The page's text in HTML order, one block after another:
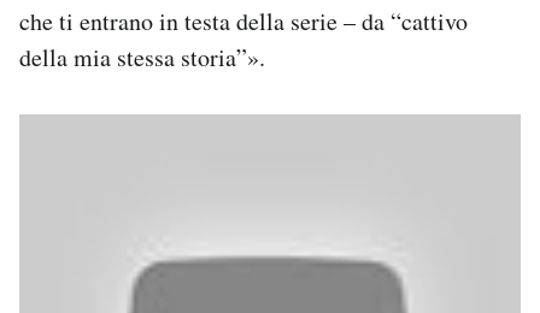
che ti entrano in testa della serie – da “cattivo
della mia stessa storia”».